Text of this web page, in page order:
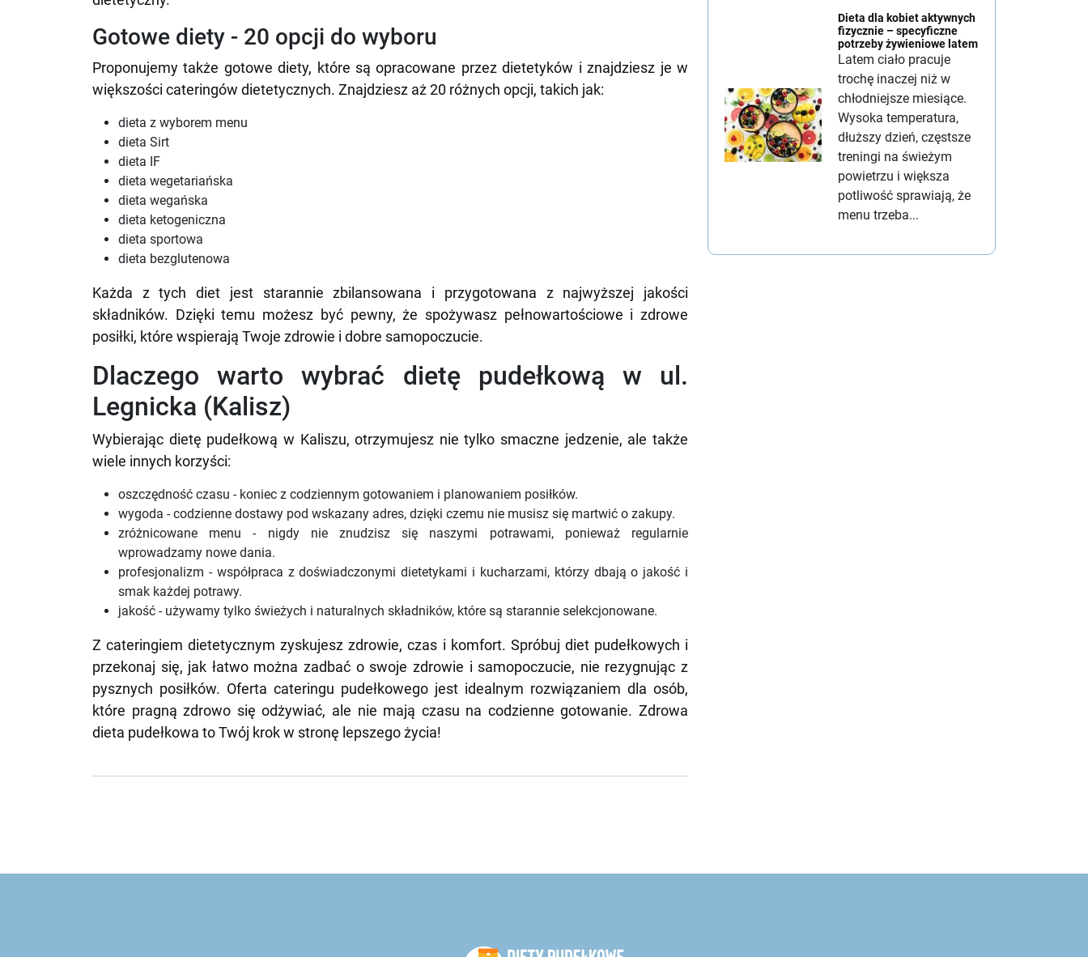
Gotowe diety - 20 opcji do wyboru
Proponujemy także gotowe diety, które są opracowane przez dietetyków i znajdziesz je w
większości cateringów dietetycznych. Znajdziesz aż 20 różnych opcji, takich jak:
dieta z wyborem menu
dieta Sirt
dieta IF
dieta wegetariańska
dieta wegańska
dieta ketogeniczna
dieta sportowa
dieta bezglutenowa
Każda z tych diet jest starannie zbilansowana i przygotowana z najwyższej jakości
składników. Dzięki temu możesz być pewny, że spożywasz pełnowartościowe i zdrowe
posiłki, które wspierają Twoje zdrowie i dobre samopoczucie.
Dlaczego warto wybrać dietę pudełkową w ul.
Legnicka (Kalisz)
Wybierając dietę pudełkową w Kaliszu, otrzymujesz nie tylko smaczne jedzenie, ale także
wiele innych korzyści:
oszczędność czasu - koniec z codziennym gotowaniem i planowaniem posiłków.
wygoda - codzienne dostawy pod wskazany adres, dzięki czemu nie musisz się martwić o zakupy.
zróżnicowane menu - nigdy nie znudzisz się naszymi potrawami, ponieważ regularnie
wprowadzamy nowe dania.
profesjonalizm - współpraca z doświadczonymi dietetykami i kucharzami, którzy dbają o jakość i
smak każdej potrawy.
jakość - używamy tylko świeżych i naturalnych składników, które są starannie selekcjonowane.
Z cateringiem dietetycznym zyskujesz zdrowie, czas i komfort. Spróbuj diet pudełkowych i
przekonaj się, jak łatwo można zadbać o swoje zdrowie i samopoczucie, nie rezygnując z
pysznych posiłków. Oferta cateringu pudełkowego jest idealnym rozwiązaniem dla osób,
które pragną zdrowo się odżywiać, ale nie mają czasu na codzienne gotowanie. Zdrowa
dieta pudełkowa to Twój krok w stronę lepszego życia!
Dieta dla kobiet aktywnych
fizycznie – specyficzne
potrzeby żywieniowe latem
Latem ciało pracuje
trochę inaczej niż w
chłodniejsze miesiące.
Wysoka temperatura,
dłuższy dzień, częstsze
treningi na świeżym
powietrzu i większa
potliwość sprawiają, że
menu trzeba...